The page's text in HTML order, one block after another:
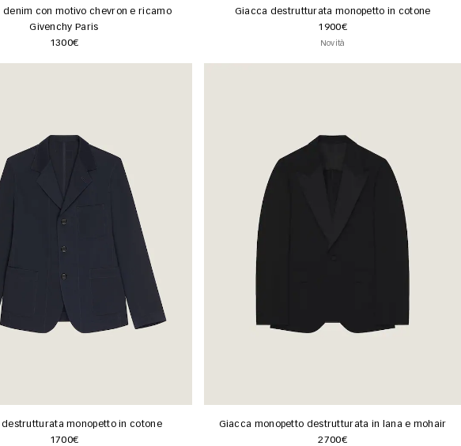
denim con motivo chevron e ricamo
Givenchy Paris
1300€
Giacca destrutturata monopetto in cotone
1900€
Novità
destrutturata monopetto in cotone
1700€
Giacca monopetto destrutturata in lana e mohair
2700€